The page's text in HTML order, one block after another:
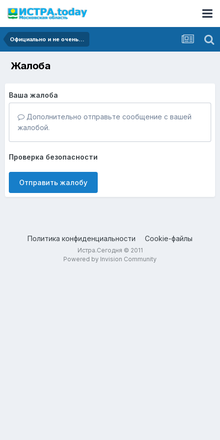
Официально и не очень...
Жалоба
Ваша жалоба
Дополнительно отправьте сообщение с вашей
жалобой.
Проверка безопасности
Отправить жалобу
Политика конфиденциальности Cookie-файлы
Истра.Сегодня © 2011
Powered by Invision Community